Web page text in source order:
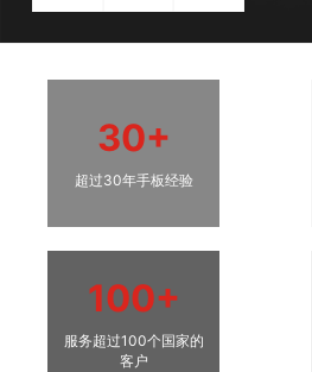
30+
超过30年手板经验
100+
服务超过100个国家的
客户